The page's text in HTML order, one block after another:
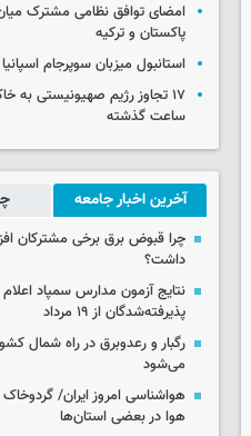
امضای توافق نظامی مشترک
پاکستان و ترکیه
استانبول میزبان سوپرجام
ساعت گذشته
آخرین اخبار جامعه
چرا قبوض برق برخی مشترکان
داشت؟
نتایج آزمون مدارس سمپاد
پذیرفته‌شدگان از ۱۹ مرداد
رگبار و رعدوبرق در راه شمال
می‌شود
هواشناسی امروز ایران/
هوا در بعضی استان‌ها